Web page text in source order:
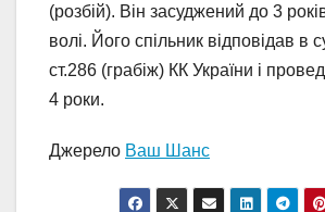
(розбій). Він засуджений до 3
волі. Його спільник відповідав в
ст.286 (грабіж) КК України і
4 роки.
Джерело Ваш Шанс